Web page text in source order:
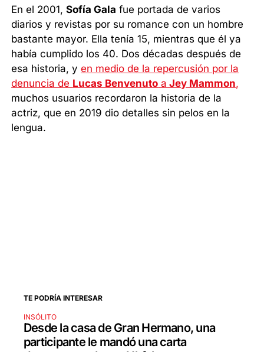
En el 2001,Sofía Gala fue portada de varios
diarios y revistas por su romance con un hombre
bastante mayor. Ella tenía 15, mientras que él ya
había cumplido los 40. Dos décadas después de
esa historia, yen medio de la repercusión por la
denuncia de Lucas Benvenuto a Jey Mammon,
muchos usuarios recordaron la historia de la
actriz, que en 2019 dio detalles sin pelos en la
lengua.
TE PODRÍA INTERESAR
INSÓLITO
Desde la casa de Gran Hermano, una
participante le mandó una carta